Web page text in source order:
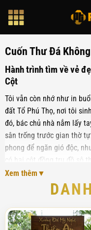
qua
Cuốn Thư Đá
Hành trình tìm về vẻ
Cột
Tôi vẫn còn nhớ như in
đất Tổ Phú Thọ, nơi tôi
đó, bác chủ nhà nắm lấy
sân trống trước gian thờ
phong để ngăn gió độc,
có hai cột đồng trụ đồ sộ
nhà". Câu nói ấy của bác
trăn trở của riêng bác mà
Việt hiện nay khi muốn
một không gian kiến trúc
Xem thêm